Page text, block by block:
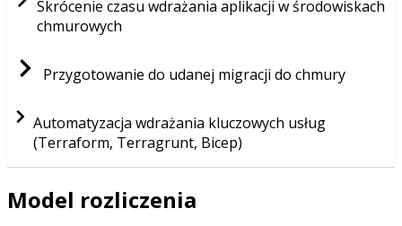
Skrócenie czasu wdrażania aplikacji w środowiskach
chmurowych
Przygotowanie do udanej migracji do chmury
Automatyzacja wdrażania kluczowych usług
(Terraform, Terragrunt, Bicep)
Model rozliczenia